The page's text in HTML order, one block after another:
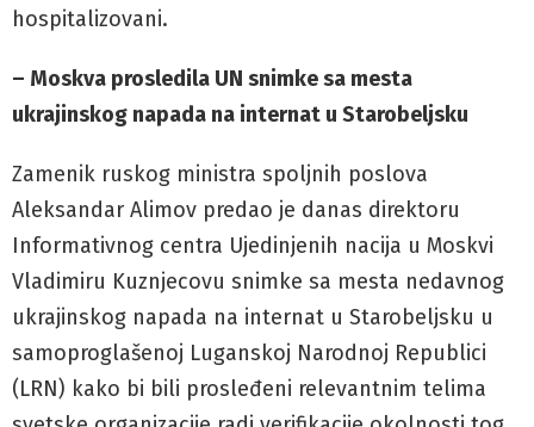
hospitalizovani.
– Moskva prosledila UN snimke sa mesta
ukrajinskog napada na internat u Starobeljsku
Zamenik ruskog ministra spoljnih poslova
Aleksandar Alimov predao je danas direktoru
Informativnog centra Ujedinjenih nacija u Moskvi
Vladimiru Kuznjecovu snimke sa mesta nedavnog
ukrajinskog napada na internat u Starobeljsku u
samoproglašenoj Luganskoj Narodnoj Republici
(LRN) kako bi bili prosleđeni relevantnim telima